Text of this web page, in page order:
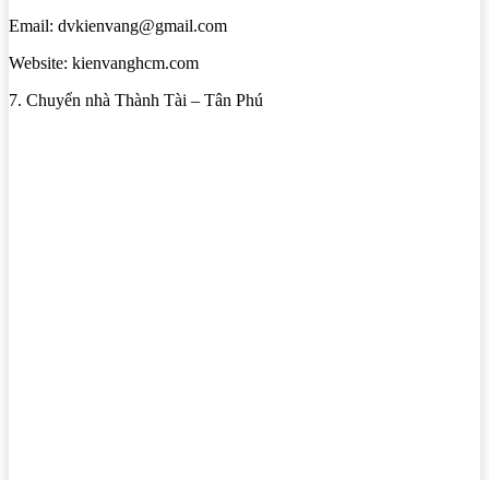
Email: dvkienvang@gmail.com
Website: kienvanghcm.com
7. Chuyển nhà Thành Tài – Tân Phú